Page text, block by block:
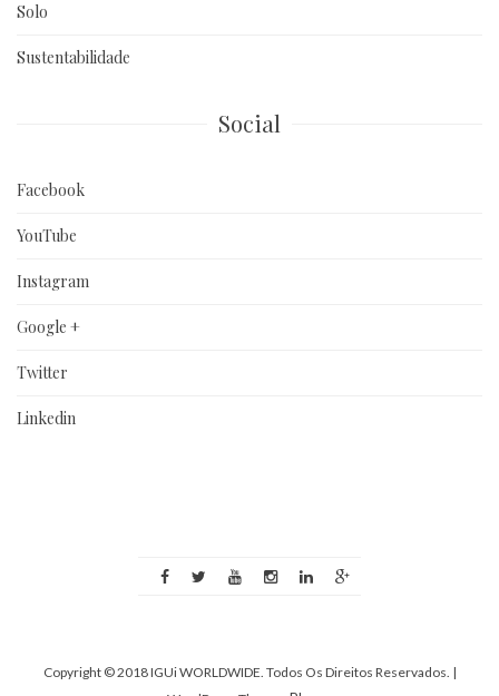
Solo
Sustentabilidade
Social
Facebook
YouTube
Instagram
Google +
Twitter
Linkedin
Copyright © 2018 IGUi WORLDWIDE. Todos Os Direitos Reservados. |